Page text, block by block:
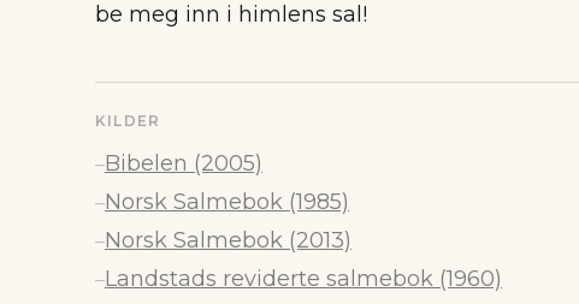
be meg inn i himlens sal!
KILDER
–Bibelen (2005)
–Norsk Salmebok (1985)
–Norsk Salmebok (2013)
–Landstads reviderte salmebok (1960)